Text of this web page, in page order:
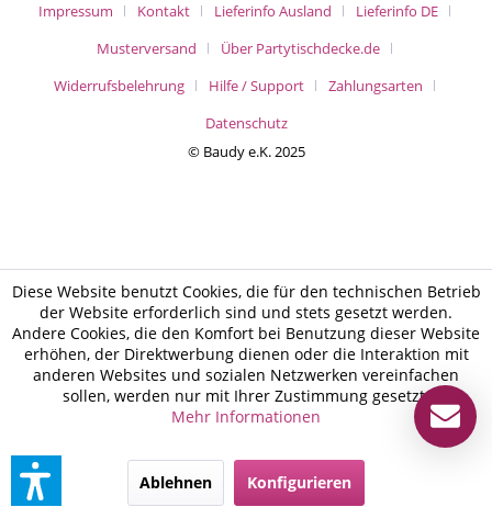
Impressum
Kontakt Lieferinfo Ausland
Lieferinfo DE
Musterversand
Über Partytischdecke.de
Widerrufsbelehrung
Hilfe / Support
Zahlungsarten
Datenschutz
© Baudy e.K. 2025
Diese Website benutzt Cookies, die für den technischen Betrieb
der Website erforderlich sind und stets gesetzt werden.
Andere Cookies, die den Komfort bei Benutzung dieser Website
erhöhen, der Direktwerbung dienen oder die Interaktion mit
anderen Websites und sozialen Netzwerken vereinfachen
sollen, werden nur mit Ihrer Zustimmung gesetzt.
Mehr Informationen
Ablehnen Konfigurieren